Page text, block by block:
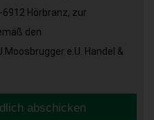
Hörbranz, zur
den
e.U. Handel &
abschicken